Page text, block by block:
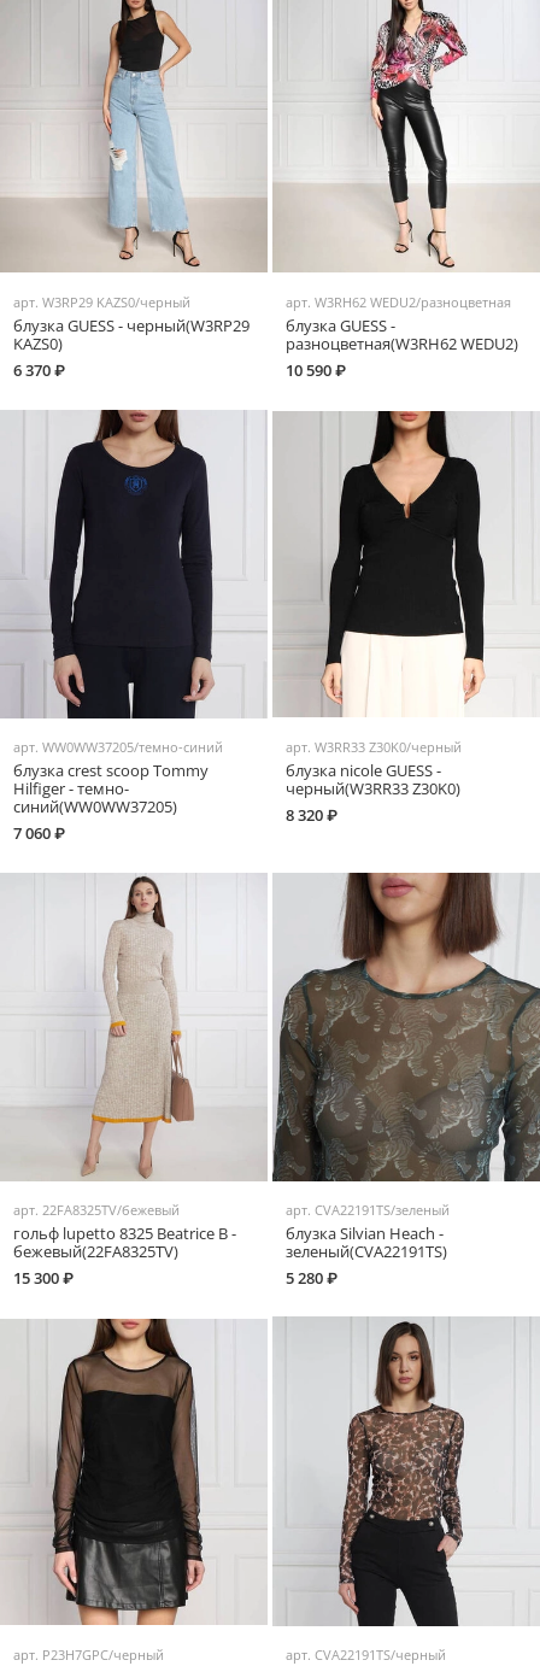
арт.W3RP29 KAZS0/черный
блузка GUESS - черный(W3RP29
KAZS0)
6 370 ₽
арт. W3RH62 WEDU2/разноцветная
блузка GUESS -
разноцветная(W3RH62 WEDU2)
10 590 ₽
арт.WW0WW37205/темно-синий
блузка crest scoop Tommy
Hilfiger - темно-
синий(WW0WW37205)
7 060 ₽
арт. W3RR33 Z30K0/черный
блузка nicole GUESS -
черный(W3RR33 Z30K0)
8 320 ₽
арт.22FA8325TV/бежевый
гольф lupetto 8325 Beatrice B -
бежевый(22FA8325TV)
15 300 ₽
арт. CVA22191TS/зеленый
блузка Silvian Heach -
зеленый(CVA22191TS)
5 280 ₽
арт. P23H7GPC/черный арт. CVA22191TS/черный